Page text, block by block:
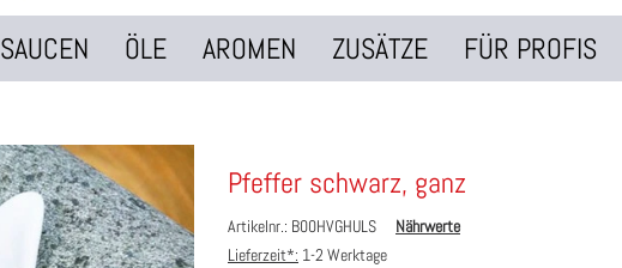
SAUCEN ÖLE AROMEN ZUSÄTZE FÜR PROFIS
Pfeffer schwarz, ganz
Artikelnr.: B00HVGHULS
Nährwerte
Lieferzeit*: 1-2 Werktage